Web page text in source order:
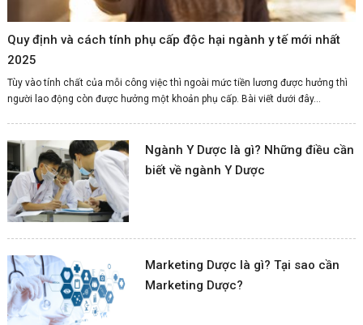
Quy định và cách tính phụ cấp độc hại ngành y tế mới nhất
2025
Tùy vào tính chất của mỗi công việc thì ngoài mức tiền lương được hưởng thì
người lao động còn được hưởng một khoản phụ cấp. Bài viết dưới đây...
Ngành Y Dược là gì? Những điều cần
biết về ngành Y Dược
Marketing Dược là gì? Tại sao cần
Marketing Dược?